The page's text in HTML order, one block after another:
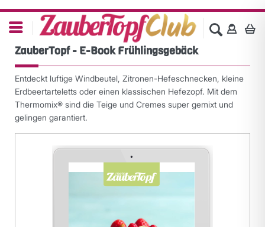
ZauberTopf - E-Book Frühlingsgebäck
Entdeckt luftige Windbeutel, Zitronen-Hefeschnecken, kleine
Erdbeertarteletts oder einen klassischen Hefezopf. Mit dem
Thermomix® sind die Teige und Cremes super gemixt und
gelingen garantiert.